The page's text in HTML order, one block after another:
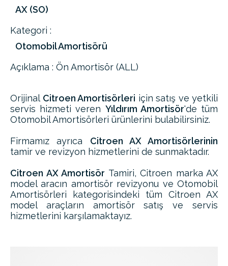
AX (SO)
Kategori :
Otomobil Amortisörü
Açıklama : Ön Amortisör (ALL)
Orijinal Citroen Amortisörleri için satış ve yetkili
servis hizmeti veren Yıldırım Amortisör'de tüm
Otomobil Amortisörleri ürünlerini bulabilirsiniz.
Firmamız ayrıca Citroen AX Amortisörlerinin
tamir ve revizyon hizmetlerini de sunmaktadır.
Citroen AX Amortisör Tamiri, Citroen marka AX
model aracın amortisör revizyonu ve Otomobil
Amortisörleri kategorisindeki tüm Citroen AX
model araçların amortisör satış ve servis
hizmetlerini karşılamaktayız.